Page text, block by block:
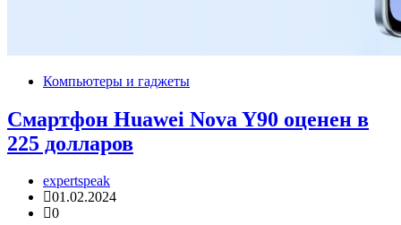
Компьютеры и гаджеты
Смартфон Huawei Nova Y90 оценен в
225 долларов
expertspeak
01.02.2024
0